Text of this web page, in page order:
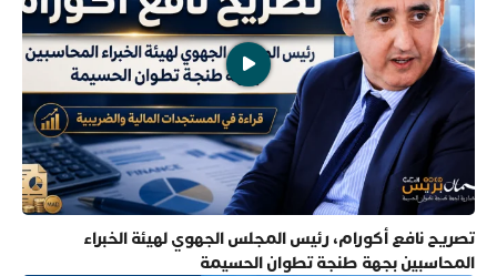
تصريح نافع أكورام، رئيس المجلس الجهوي لهيئة الخبراء
المحاسبين بجهة طنجة تطوان الحسيمة